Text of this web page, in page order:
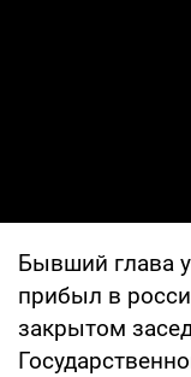
Бывший глава
прибыл в
закрытом